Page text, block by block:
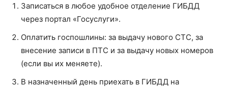
Записаться в любое удобное отделение ГИБДД
через портал «Госуслуги».
Оплатить госпошлины: за выдачу нового СТС, за
внесение записи в ПТС и за выдачу новых номеров
(если вы их меняете).
В назначенный день приехать в ГИБДД на